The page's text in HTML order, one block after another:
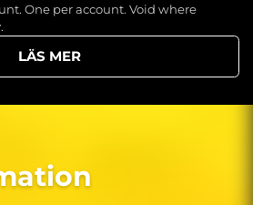
One per account. Void where
LÄS MER